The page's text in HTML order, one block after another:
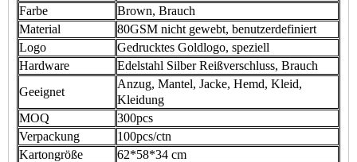
Farbe
Brown, Brauch
Material
80GSM nicht gewebt, benutzerdefiniert
Logo
Gedrucktes Goldlogo, speziell
Hardware
Edelstahl Silber Reißverschluss, Brauch
Geeignet
Anzug, Mantel, Jacke, Hemd, Kleid,
Kleidung
MOQ
300pcs
Verpackung
100pcs/ctn
Kartongröße
62*58*34 cm